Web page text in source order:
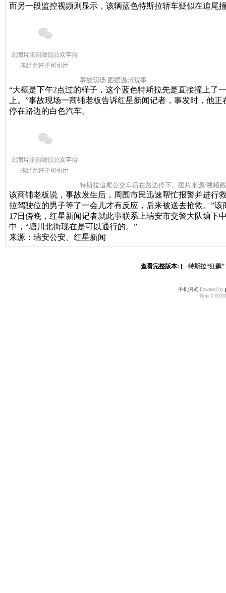
而另一段监控视频则显示，该辆蓝色特斯拉轿车疑似在追尾
事故现场 图据温州观事
“大概是下午2点过的样子，这个蓝色特斯拉先是直接撞上了
上。”事故现场一商铺老板告诉红星新闻记者，事发时，他
停在路边的白色汽车。
特斯拉追尾公交车后在路边停下。图片来源/视频
该商铺老板说，事故发生后，周围市民迅速帮忙报警并进行
拉驾驶位的男子等了一会儿才有反应，后来被送去抢救。”
17日傍晚，红星新闻记者就此事联系上瑞安市交警大队塘
中，“塘川北街现在是可以通行的。”
来源：瑞安公安、红星新闻
查看完整版本: [-- 特斯拉“狂飙
手机浏览Powered by
Time